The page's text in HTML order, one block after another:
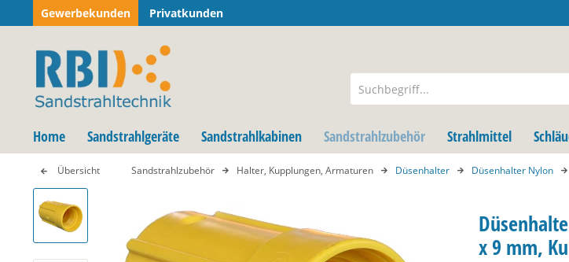
Gewerbekunden Privatkunden
Home Sandstrahlgeräte Sandstrahlkabinen Sandstrahlzubehör Strahlmittel
Übersicht Sandstrahlzubehör Halter, Kupplungen, Armaturen Düsenhalter Düsenhalter Nylon
x 9 mm,